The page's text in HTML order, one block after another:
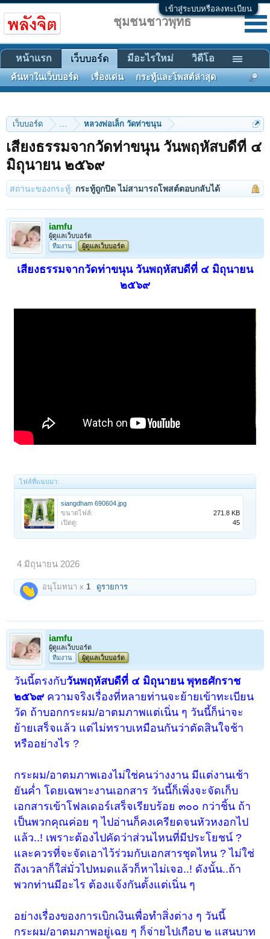
เข้าสู่ระบบหรือลงทะเบียน
เว็บบอร์ด ... หลวงพ่อเล็ก วัดท่าขนุน
เสียงธรรมจากวัดท่าขนุน วันพฤหัสบดีที่ ๔
มิถุนายน ๒๕๖๙
สถานะของกระทู้: กระทู้ถูกปิด ไม่สามารถโพสต์ตอบกลับได้
iamfu
ผู้ดูแลเว็บบอร์ด
ทีมงาน
ผู้ดูแลเว็บบอร์ด
เสียงธรรมจากวัดท่าขนุน วันพฤหัสบดีที่ ๔ มิถุนายน
๒๕๖๙
ไฟล์ที่แนบมา:
siangdham 690604.jpg
ขนาดไฟล์:
271.8 KB
เปิดดู:
45
4 มิถุนายน 2026
อนุโมทนา x1 ดูรายการ
iamfu
ผู้ดูแลเว็บบอร์ด
ทีมงาน
ผู้ดูแลเว็บบอร์ด
วันนี้ตรงกับวันพฤหัสบดีที่ ๔ มิถุนายน พุทธศักราช
๒๕๖๙ ความจริงเรื่องที่หลายท่านจะย้ายเข้าทะเบียน
วัด ถ้าบอกกระผม/อาตมภาพแต่เนิ่น ๆ วันนี้ก็น่าจะ
ย้ายเสร็จแล้ว แต่ไม่ทราบเหมือนกันว่าตัดสินใจช้า
หรืออย่างไร ?
กระผม/อาตมภาพเองไม่ใช่คนว่างงาน มีแต่งานเช้า
ยันค่ำ โดยเฉพาะงานเอกสาร วันนี้ก็เพิ่งจะจัดเก็บ
เอกสารเข้าโฟลเดอร์เสร็จเรียบร้อย ๓๐๐ กว่าชิ้น ถ้า
เป็นพวกคุณค่อย ๆ ไปอ่านก็คงเครียดจนหัวหงอกไป
แล้ว..! เพราะต้องไปคัดว่าส่วนไหนที่มีประโยชน์ ?
และควรที่จะจัดเอาไว้ร่วมกับเอกสารชุดไหน ? ไม่ใช่
ถึงเวลาก็ใส่มั่วไปหมดแล้วก็หาไม่เจอ..! ดังนั้น..ถ้า
พวกท่านมีอะไร ต้องแจ้งกันตั้งแต่เนิ่น ๆ
อย่างเรื่องของการเบิกเงินเพื่อทำสิ่งต่าง ๆ วันนี้
กระผม/อาตมภาพอยู่เฉย ๆ ก็จ่ายไปเกือบ ๒ แสนบาท
ชุมชนชาวพุทธ
หน้าแรก เว็บบอร์ด
ค้นหาในเว็บบอร์ด เรื่องเด่น กระทู้และโพสต์ล่าสุด
มีอะไรใหม่ วิดีโอ